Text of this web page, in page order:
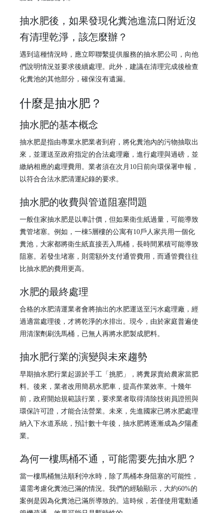
抽水肥後，如果發現化糞池進流口附近沒
有清理乾淨，該怎麼辦？
遇到這種情況時，應立即聯繫提供服務的抽水肥公司，向他
們說明情況並要求後續處理。此外，建議在清理完成後檢查
化糞池的其他部分，確保沒有遺漏。
什麼是抽水肥？
抽水肥的基本概念
抽水肥是指由專業水肥業者到府，將化糞池內的污物抽取出
來，並運送至政府指定的合法處理廠，進行處理與過磅，並
繳納相應的處理費用。業者須在次月10日前向環保署申報，
以符合合法水肥清運紀錄的要求。
抽水肥的收費與管道阻塞問題
一般住家抽水肥是以車計價，但如果衛生紙過量，可能導致
糞管堵塞。例如，一棟5層樓的公寓有10戶人家共用一個化
糞池，大家都將衛生紙直接丟入馬桶，長時間累積可能導致
阻塞。若發生堵塞，則需額外支付通管費用，而通管費往往
比抽水肥的費用更高。
水肥的最終處理
合格的水肥清運業者會將抽出的水肥運送至污水處理廠，經
過適當處理後，才將乾淨的水排出。現今，由於家庭普遍使
用清潔劑刷洗馬桶，已無人再將水肥製成肥料。
抽水肥行業的演變與未來趨勢
早期抽水肥行業起源於手工「挑肥」，將糞尿賣給農家當肥
料。後來，業者改用簡易水肥車，提高作業效率。十幾年
前，政府開始規範該行業，要求業者取得清除技術員證照與
環保許可證，才能合法營業。未來，先進國家已將水肥處理
納入下水道系統，預計數十年後，抽水肥將逐漸成為夕陽產
業。
為何一樓馬桶不通，可能需要先抽水肥？
當一樓馬桶無法順利沖水時，除了馬桶本身阻塞的可能性，
還需考慮化糞池已滿的情況。我們的經驗顯示，大約60%的
案例是因為化糞池已滿所導致的。這時候，若僅使用電動通